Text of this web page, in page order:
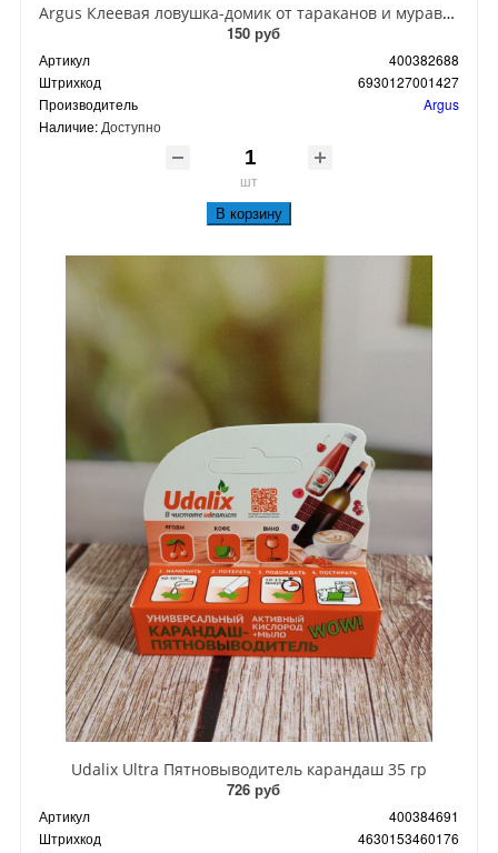
Argus Клеевая ловушка-домик от тараканов и муравьев
150 руб
Артикул
400382688
Штрихкод
6930127001427
Производитель
Argus
Наличие: Доступно
шт
В корзину
Udalix Ultra Пятновыводитель карандаш 35 гр
726 руб
Артикул
400384691
Штрихкод
4630153460176